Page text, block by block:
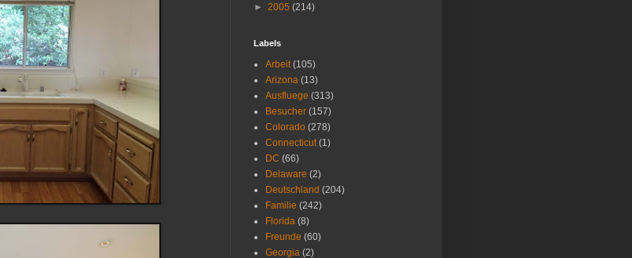
► 2005 (214)
Labels
Arbeit (105)
Arizona (13)
Ausfluege (313)
Besucher (157)
Colorado (278)
Connecticut (1)
DC (66)
Delaware (2)
Deutschland (204)
Familie (242)
Florida (8)
Freunde (60)
Georgia (2)